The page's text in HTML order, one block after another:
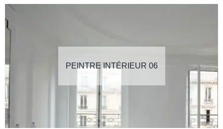
PEINTRE INTÉRIEUR 06